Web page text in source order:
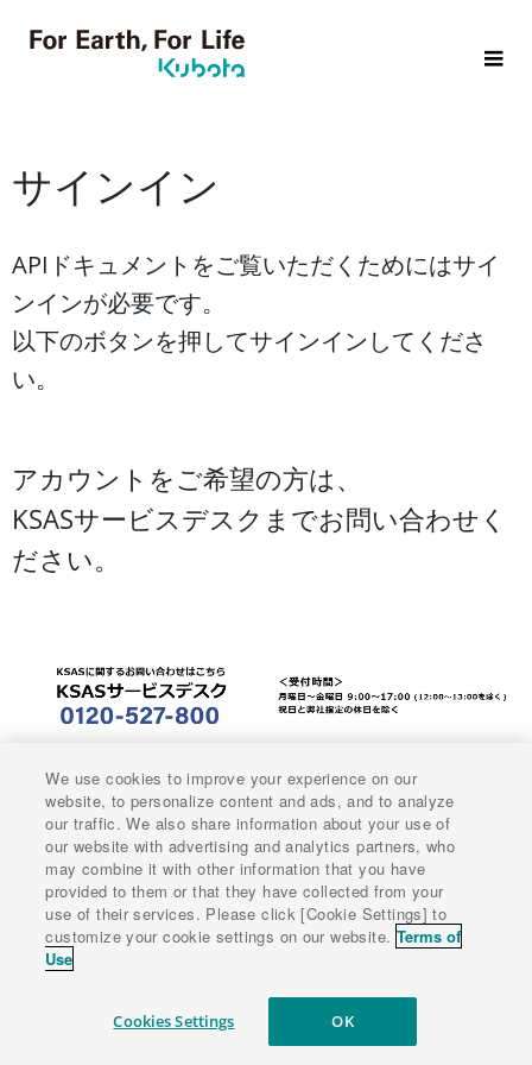
サインイン
APIドキュメントをご覧いただくためにはサイ
ンインが必要です。
以下のボタンを押してサインインしてくださ
い。
アカウントをご希望の方は、
KSASサービスデスクまでお問い合わせく
ださい。
©2022 KUBOTA Corporation.
個人情報保護方針
We use cookies to improve your experience on our
website, to personalize content and ads, and to analyze
our traffic. We also share information about your use of
our website with advertising and analytics partners, who
may combine it with other information that you have
provided to them or that they have collected from your
use of their services. Please click [Cookie Settings] to
customize your cookie settings on our website. Terms of
Use
Cookies Settings OK